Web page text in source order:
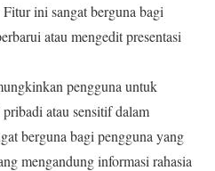
ini sangat berguna bagi
atau mengedit presentasi
pengguna untuk
atau sensitif dalam
berguna bagi pengguna yang
mengandung informasi rahasia